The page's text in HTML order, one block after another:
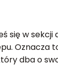
się w
Oznacza
dba o